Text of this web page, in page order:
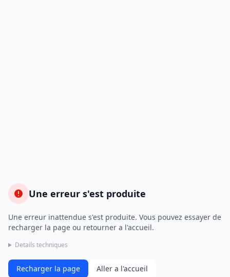
Une erreur s'est produite
Une erreur inattendue s'est produite. Vous pouvez essayer de
recharger la page ou retourner a l'accueil.
Details techniques
Recharger la page Aller a l'accueil